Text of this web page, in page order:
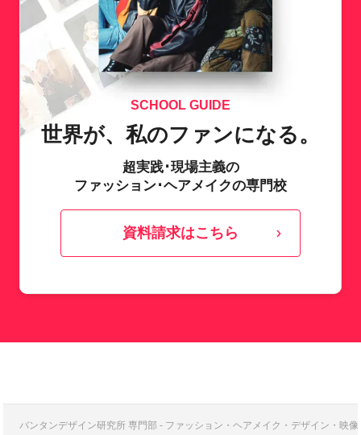
SCHOOL GUIDE
世界が、私のファンになる。
超実践･現場主義の
ファッション･ヘアメイクの専門校
資料請求はこちら
バンタンデザイン研究所 専門部 - ファッション・ヘアメイク・デザイン・映